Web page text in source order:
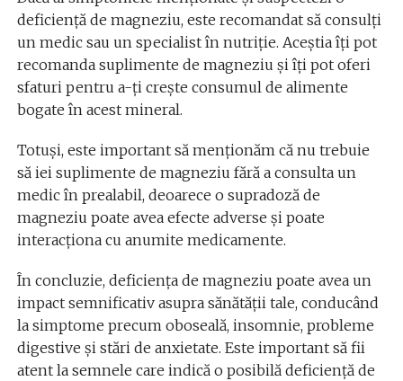
deficiență de magneziu, este recomandat să consulți
un medic sau un specialist în nutriție. Aceștia îți pot
recomanda suplimente de magneziu și îți pot oferi
sfaturi pentru a-ți crește consumul de alimente
bogate în acest mineral.
Totuși, este important să menționăm că nu trebuie
să iei suplimente de magneziu fără a consulta un
medic în prealabil, deoarece o supradoză de
magneziu poate avea efecte adverse și poate
interacționa cu anumite medicamente.
În concluzie, deficiența de magneziu poate avea un
impact semnificativ asupra sănătății tale, conducând
la simptome precum oboseală, insomnie, probleme
digestive și stări de anxietate. Este important să fii
atent la semnele care indică o posibilă deficiență de